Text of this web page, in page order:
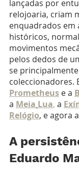
lançadas por
relojoaria, criam
enquadrados em
históricos,
movimentos
pelos dedos de
se
coleccionadores.
Prometheus e a
a Meia Lua, a
Relógio, e agora a
A
Eduardo